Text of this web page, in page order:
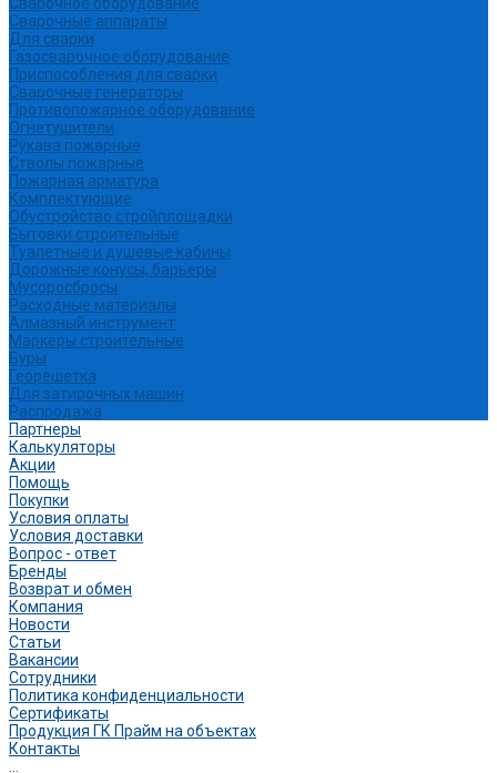
Сварочные аппараты
Для сварки
Газосварочное оборудование
Приспособления для сварки
Сварочные генераторы
Противопожарное оборудование
Огнетушители
Рукава пожарные
Стволы пожарные
Пожарная арматура
Комплектующие
Обустройство стройплощадки
Бытовки строительные
Туалетные и душевые кабины
Дорожные конусы, барьеры
Мусоросбросы
Расходные материалы
Алмазный инструмент
Маркеры строительные
Буры
Георешетка
Для затирочных машин
Распродажа
Партнеры
Калькуляторы
Акции
Помощь
Покупки
Условия оплаты
Условия доставки
Вопрос - ответ
Бренды
Возврат и обмен
Компания
Новости
Статьи
Вакансии
Сотрудники
Политика конфиденциальности
Сертификаты
Продукция ГК Прайм на объектах
Контакты